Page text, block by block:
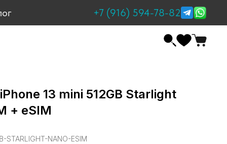
+7 (916) 594-78-82
13 mini 512GB Starlight
+ eSIM
STARLIGHT-NANO-ESIM